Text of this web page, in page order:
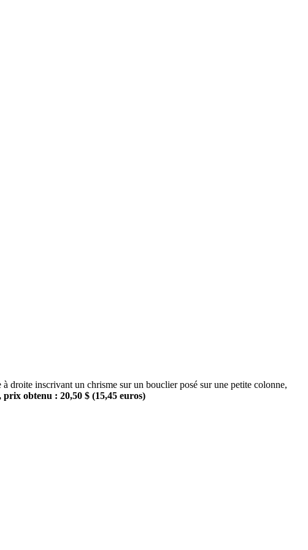
inscrivant un chrisme sur un bouclier posé sur une petite colonne,
prix obtenu : 20,50 $ (15,45 euros)